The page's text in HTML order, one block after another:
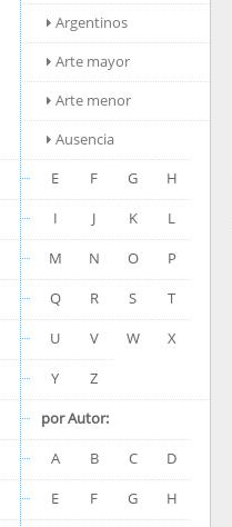
Argentinos
Arte mayor
Arte menor
Ausencia
E
F G
H
I
J K
L
M
N O
P
Q
R S
T
U
V W
X
Y
Z
por Autor:
A
B C
D
E
F G
H